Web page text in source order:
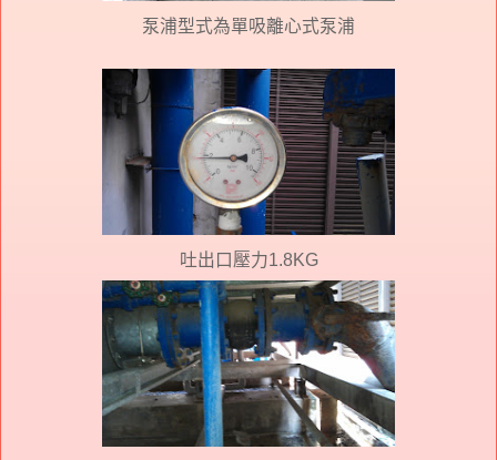
泵浦型式為單吸離心式泵浦
吐出口壓力1.8KG